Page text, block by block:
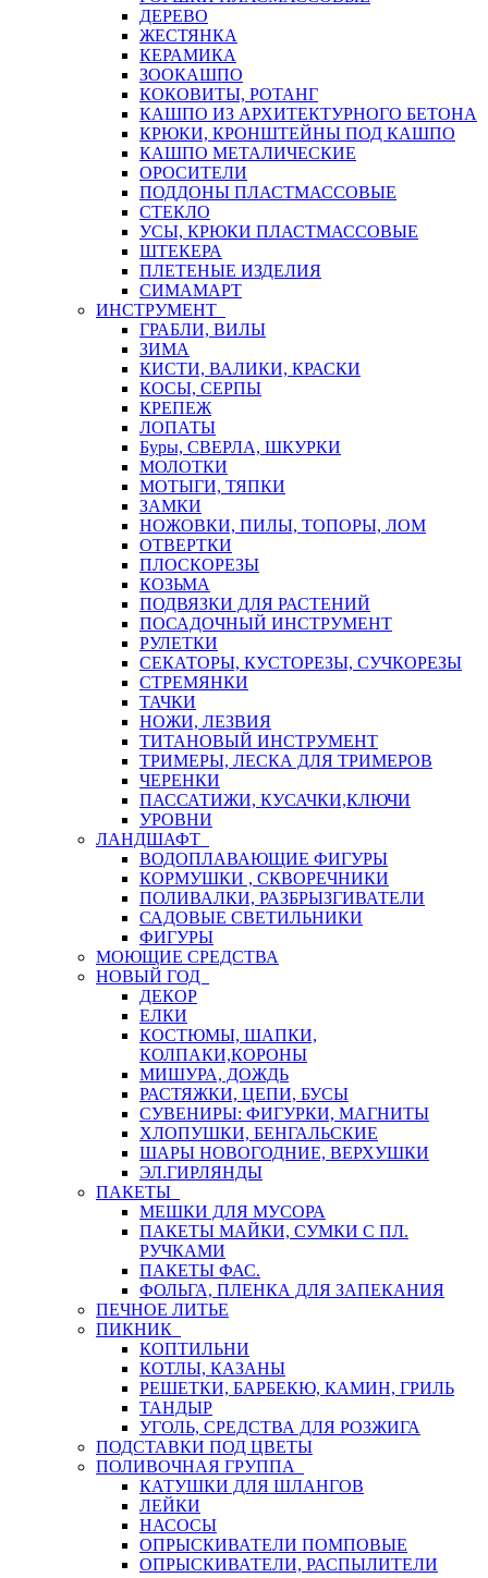
ДЕРЕВО
ЖЕСТЯНКА
КЕРАМИКА
ЗООКАШПО
КОКОВИТЫ, РОТАНГ
КАШПО ИЗ АРХИТЕКТУРНОГО БЕТОНА
КРЮКИ, КРОНШТЕЙНЫ ПОД КАШПО
КАШПО МЕТАЛИЧЕСКИЕ
ОРОСИТЕЛИ
ПОДДОНЫ ПЛАСТМАССОВЫЕ
СТЕКЛО
УСЫ, КРЮКИ ПЛАСТМАССОВЫЕ
ШТЕКЕРА
ПЛЕТЕНЫЕ ИЗДЕЛИЯ
СИМАМАРТ
ИНСТРУМЕНТ
ГРАБЛИ, ВИЛЫ
ЗИМА
КИСТИ, ВАЛИКИ, КРАСКИ
КОСЫ, СЕРПЫ
КРЕПЕЖ
ЛОПАТЫ
Буры, СВЕРЛА, ШКУРКИ
МОЛОТКИ
МОТЫГИ, ТЯПКИ
ЗАМКИ
НОЖОВКИ, ПИЛЫ, ТОПОРЫ, ЛОМ
ОТВЕРТКИ
ПЛОСКОРЕЗЫ
КОЗЬМА
ПОДВЯЗКИ ДЛЯ РАСТЕНИЙ
ПОСАДОЧНЫЙ ИНСТРУМЕНТ
РУЛЕТКИ
СЕКАТОРЫ, КУСТОРЕЗЫ, СУЧКОРЕЗЫ
СТРЕМЯНКИ
ТАЧКИ
НОЖИ, ЛЕЗВИЯ
ТИТАНОВЫЙ ИНСТРУМЕНТ
ТРИМЕРЫ, ЛЕСКА ДЛЯ ТРИМЕРОВ
ЧЕРЕНКИ
ПАССАТИЖИ, КУСАЧКИ,КЛЮЧИ
УРОВНИ
ЛАНДШАФТ
ВОДОПЛАВАЮЩИЕ ФИГУРЫ
КОРМУШКИ , СКВОРЕЧНИКИ
ПОЛИВАЛКИ, РАЗБРЫЗГИВАТЕЛИ
САДОВЫЕ СВЕТИЛЬНИКИ
ФИГУРЫ
МОЮЩИЕ СРЕДСТВА
НОВЫЙ ГОД
ДЕКОР
ЕЛКИ
КОСТЮМЫ, ШАПКИ,
КОЛПАКИ,КОРОНЫ
МИШУРА, ДОЖДЬ
РАСТЯЖКИ, ЦЕПИ, БУСЫ
СУВЕНИРЫ: ФИГУРКИ, МАГНИТЫ
ХЛОПУШКИ, БЕНГАЛЬСКИЕ
ШАРЫ НОВОГОДНИЕ, ВЕРХУШКИ
ЭЛ.ГИРЛЯНДЫ
ПАКЕТЫ
МЕШКИ ДЛЯ МУСОРА
ПАКЕТЫ МАЙКИ, СУМКИ С ПЛ.
РУЧКАМИ
ПАКЕТЫ ФАС.
ФОЛЬГА, ПЛЕНКА ДЛЯ ЗАПЕКАНИЯ
ПЕЧНОЕ ЛИТЬЕ
ПИКНИК
КОПТИЛЬНИ
КОТЛЫ, КАЗАНЫ
РЕШЕТКИ, БАРБЕКЮ, КАМИН, ГРИЛЬ
ТАНДЫР
УГОЛЬ, СРЕДСТВА ДЛЯ РОЗЖИГА
ПОДСТАВКИ ПОД ЦВЕТЫ
ПОЛИВОЧНАЯ ГРУППА
КАТУШКИ ДЛЯ ШЛАНГОВ
ЛЕЙКИ
НАСОСЫ
ОПРЫСКИВАТЕЛИ ПОМПОВЫЕ
ОПРЫСКИВАТЕЛИ, РАСПЫЛИТЕЛИ